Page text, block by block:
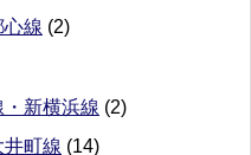
心線 (2)
新横浜線 (2)
井町線 (14)